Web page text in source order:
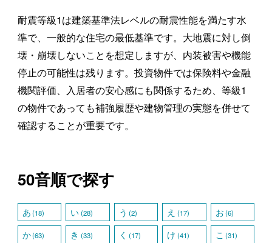
耐震等級1は建築基準法レベルの耐震性能を満たす水
準で、一般的な住宅の最低基準です。大地震に対し倒
壊・崩壊しないことを想定しますが、内装被害や機能
停止の可能性は残ります。投資物件では保険料や金融
機関評価、入居者の安心感にも関係するため、等級1
の物件であっても補強履歴や建物管理の実態を併せて
確認することが重要です。
50音順で探す
あ(18) い(28) う (2) え (17) お (6)
か(63) き (33) く (17) け (41) こ (31)